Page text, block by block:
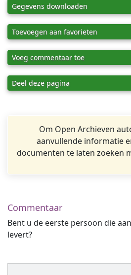
Gegevens downloaden
Toevoegen aan favorieten
Voeg commentaar toe
Deel deze pagina
Om Open Archieven
aanvullende informatie
documenten te laten zoeken
Commentaar
Bent u de eerste persoon die
levert?